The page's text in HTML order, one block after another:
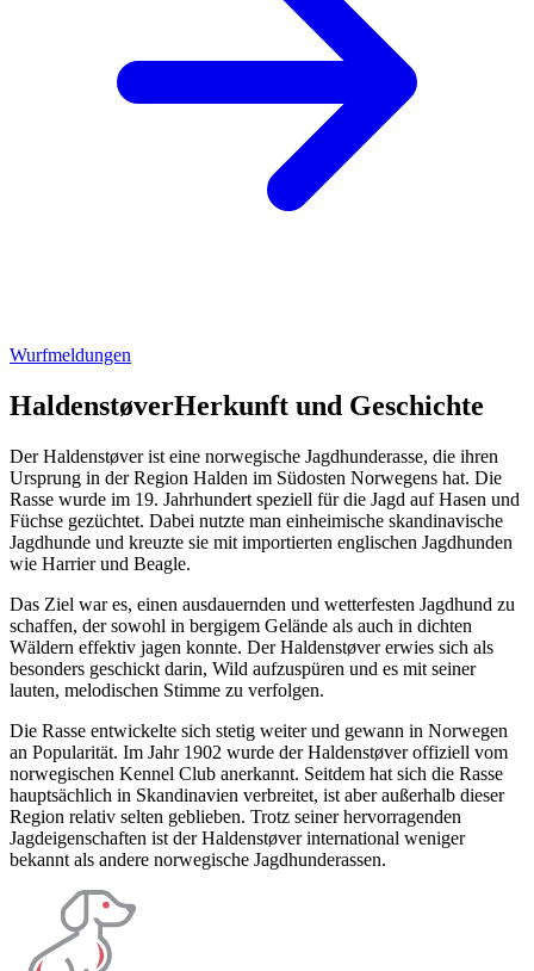
Wurfmeldungen
HaldenstøverHerkunft und Geschichte
Der Haldenstøver ist eine norwegische Jagdhunderasse, die ihren
Ursprung in der Region Halden im Südosten Norwegens hat. Die
Rasse wurde im 19. Jahrhundert speziell für die Jagd auf Hasen und
Füchse gezüchtet. Dabei nutzte man einheimische skandinavische
Jagdhunde und kreuzte sie mit importierten englischen Jagdhunden
wie Harrier und Beagle.
Das Ziel war es, einen ausdauernden und wetterfesten Jagdhund zu
schaffen, der sowohl in bergigem Gelände als auch in dichten
Wäldern effektiv jagen konnte. Der Haldenstøver erwies sich als
besonders geschickt darin, Wild aufzuspüren und es mit seiner
lauten, melodischen Stimme zu verfolgen.
Die Rasse entwickelte sich stetig weiter und gewann in Norwegen
an Popularität. Im Jahr 1902 wurde der Haldenstøver offiziell vom
norwegischen Kennel Club anerkannt. Seitdem hat sich die Rasse
hauptsächlich in Skandinavien verbreitet, ist aber außerhalb dieser
Region relativ selten geblieben. Trotz seiner hervorragenden
Jagdeigenschaften ist der Haldenstøver international weniger
bekannt als andere norwegische Jagdhunderassen.